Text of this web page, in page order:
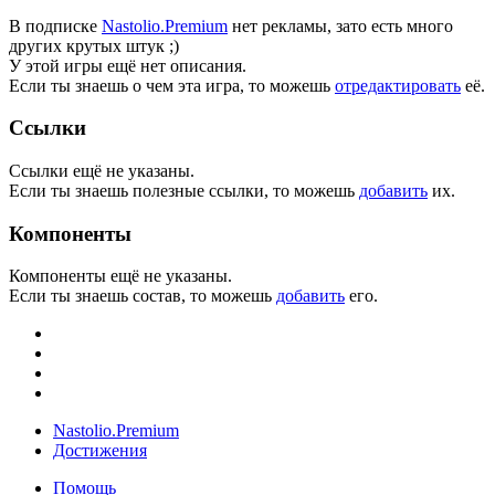
В подписке Nastolio.Premium нет рекламы, зато есть много
других крутых штук ;)
У этой игры ещё нет описания.
Если ты знаешь о чем эта игра, то можешь отредактировать её.
Ссылки
Ссылки ещё не указаны.
Если ты знаешь полезные ссылки, то можешь добавить их.
Компоненты
Компоненты ещё не указаны.
Если ты знаешь состав, то можешь добавить его.
Nastolio.Premium
Достижения
Помощь